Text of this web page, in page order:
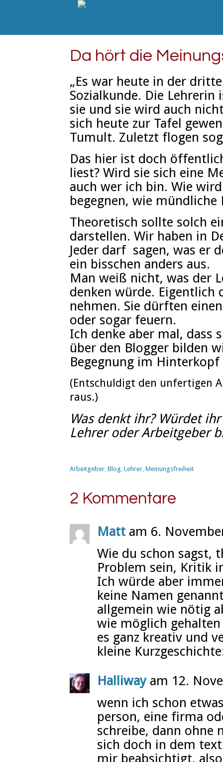
Da hört die
„Es war heute in der
Sozialkunde. Die
sie und sie wird auch
sich heute zur Tafel
Tumult. Zuletzt flogen
Das hier ist doch
liest? Wird sie sich eine
auch wer ich bin. Wie
begegnen, wie mündliche
Theoretisch sollte solch
darstellen. Wir haben in
Jeder darf sagen, was er
ein bisschen anders aus.
Man weiß nicht, was der
denken würde. Eigentlich
nehmen. Sie dürften
oder sogar feuern.
Ich denke aber mal, dass
über den Blogger bilden
Begegnung im
(Entschuldigt den unfertigen
raus.)
Was denkt ihr? Würdet
Lehrer oder Arbeitgeber
Arbeitgeber, Blog, Lehrer, Meinungsfreiheit
2 Kommentare
Matt am 6.
Wie du schon sagst,
Problem sein, Kritik
Ich würde aber
keine Namen
allgemein wie nötig
wie möglich
es ganz kreativ und
kleine
Halliwayam 12.
wenn ich schon
person, eine firma
schreibe, dann ohne
sich doch in dem
mir beabsichtigt,